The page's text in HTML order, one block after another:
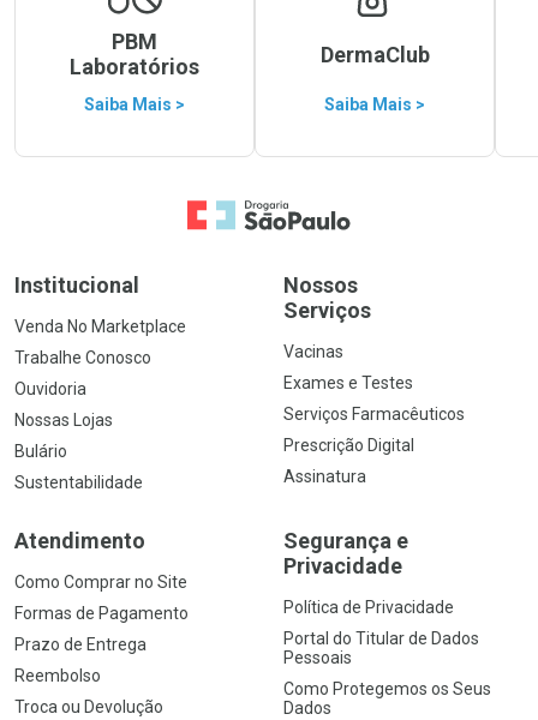
PBM
Laboratórios
Saiba Mais >
DermaClub
Saiba Mais >
Ir para a Home
Institucional
Venda No Marketplace
Trabalhe Conosco
Ouvidoria
Nossas Lojas
Bulário
Sustentabilidade
Nossos
Serviços
Vacinas
Exames e Testes
Serviços Farmacêuticos
Prescrição Digital
Assinatura
Atendimento
Como Comprar no Site
Formas de Pagamento
Prazo de Entrega
Reembolso
Troca ou Devolução
Segurança e
Privacidade
Política de Privacidade
Portal do Titular de Dados
Pessoais
Como Protegemos os Seus
Dados